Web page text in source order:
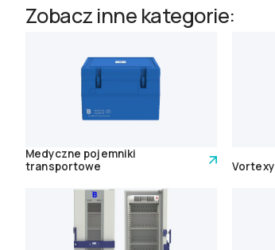
Zobacz inne kategorie:
Medyczne pojemniki
transportowe
Vortexy